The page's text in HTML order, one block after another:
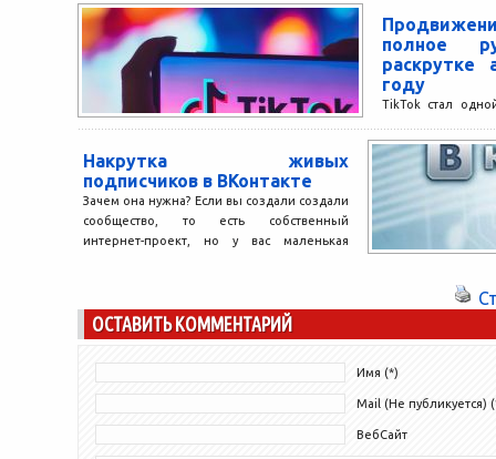
способ продвижения своего аккаунта в...
полное
раскрутке
году
TikTok стал
миллионы
уникальным
Он давно...
Накрутка живых
подписчиков в ВКонтакте
Зачем она нужна? Если вы создали создали
сообщество, то есть собственный
интернет-проект, но у вас маленькая
ОСТАВИТЬ КОММЕНТАРИЙ
Имя (*)
Mail (Не публикуется)
ВебСайт